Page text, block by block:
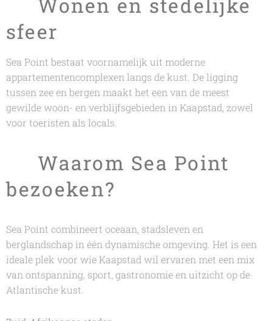
sfeer
Sea Point bestaat voornamelijk uit moderne
appartementencomplexen langs de kust. De ligging
tussen zee en bergen maakt het een van de meest
gewilde woon- en verblijfsgebieden in Kaapstad, zowel
voor toeristen als locals.
🌅 Waarom Sea Point
bezoeken?
Sea Point combineert oceaan, stadsleven en
berglandschap in één dynamische omgeving. Het is een
ideale plek voor wie Kaapstad wil ervaren met een mix
van ontspanning, sport, gastronomie en uitzicht op de
Atlantische kust.